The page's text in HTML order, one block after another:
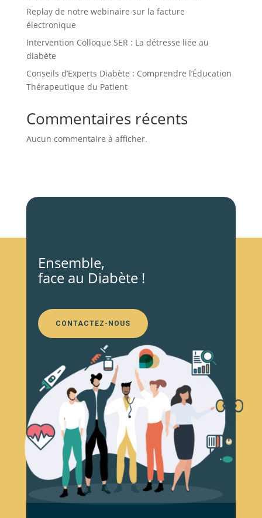
Replay de notre webinaire sur la facture
électronique
Intervention Colloque SER : La détresse liée au
diabète
Conseils d’Experts Diabète : Comprendre l’Éducation
Thérapeutique du Patient
Commentaires récents
Aucun commentaire à afficher.
Ensemble,
face au Diabète !
CONTACTEZ-NOUS